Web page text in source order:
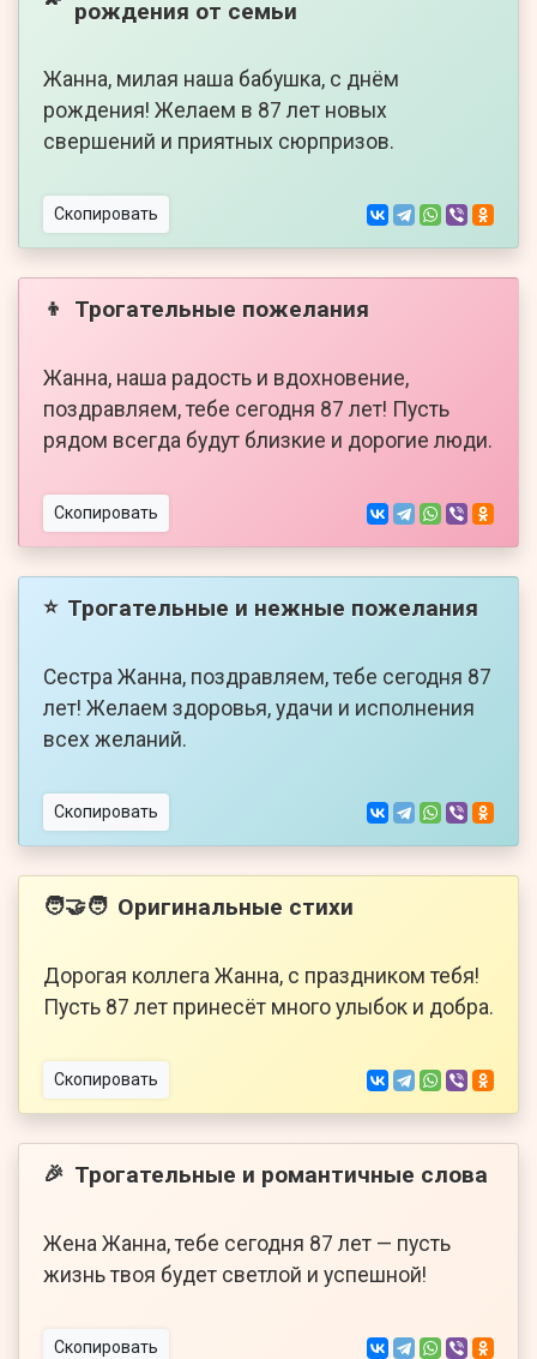
рождения от семьи
Жанна, милая наша бабушка, с днём
рождения! Желаем в 87 лет новых
свершений и приятных сюрпризов.
Скопировать
👦 Трогательные пожелания
Жанна, наша радость и вдохновение,
поздравляем, тебе сегодня 87 лет! Пусть
рядом всегда будут близкие и дорогие люди.
Скопировать
⭐ Трогательные и нежные пожелания
Сестра Жанна, поздравляем, тебе сегодня 87
лет! Желаем здоровья, удачи и исполнения
всех желаний.
Скопировать
🧑‍🤝‍🧑 Оригинальные стихи
Дорогая коллега Жанна, с праздником тебя!
Пусть 87 лет принесёт много улыбок и добра.
Скопировать
🎉 Трогательные и романтичные слова
Жена Жанна, тебе сегодня 87 лет — пусть
жизнь твоя будет светлой и успешной!
Скопировать